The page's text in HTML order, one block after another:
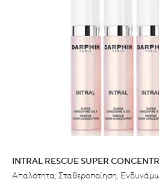
INTRAL RESCUE SUPER
Απαλότητα, Σταθεροποίηση,